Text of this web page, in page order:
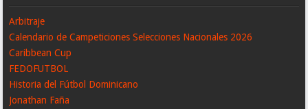
Arbitraje
Calendario de Campeticiones Selecciones Nacionales 2026
Caribbean Cup
FEDOFUTBOL
Historia del Fútbol Dominicano
Jonathan Faña